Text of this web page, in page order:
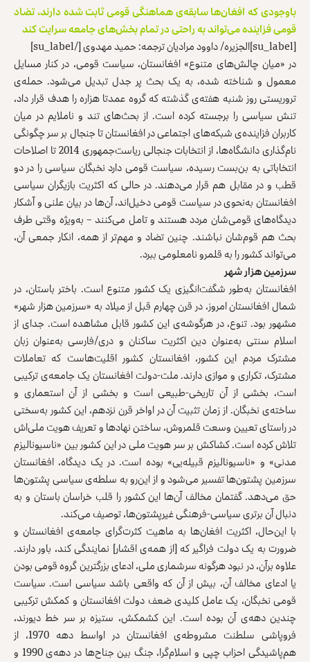
باوجودی که افغان‌ها سابقه‌ی هماهنگی قومی ثابت شده دارند، تضاد
قومی فزاینده می‌تواند به راحتی در تمام بخش‌های جامعه سرایت کند
[su_label]الجزیره/ داوود مرادیان ترجمه: حمید مهدوی [/su_label]
در «میان چالش‌های متنوع» افغانستان، سیاست قومی، در کنار مسایل
معمول و شناخته شده، به یک بحث پر جدل تبدیل می‌شود. حمله‌ی
تروریستی روز شنبه هفته‌ی گذشته که گروه عمدتا هزاره را هدف قرار داد،
تنش سیاسی را برجسته کرده است. از بحث‌های تند و ناملایم در میان
کاربران فزاینده‌ی شبکه‌های اجتماعی در افغانستان تا جنجال بر سر چگونگی
نام‌گذاری دانشگاه‌ها، از انتخابات جنجالی ریاست‌جمهوری 2014 تا اصلاحات
انتخاباتی به بن‌بست رسیده، سیاست قومی دارد نخبگان سیاسی را در دو
قطب و در مقابل هم قرار می‌دهند. در حالی که اکثریت بازیگران سیاسی
افغانستان به‌نحوی در سیاست قومی دخیل‌اند، آن‌ها در بیان علنی و آشکار
دیدگاه‌های قومی‌شان مردد هستند و تامل می‌کنند – به‌ویژه وقتی طرف
بحث هم قوم‌شان نباشند. چنین تضاد و مهم‌تر از همه، انکار جمعی آن،
می‌تواند کشور را به قلمرو نامعلومی ببرد.
سرزمین هزار شهر
افغانستان به‌طور شگفت‌انگیزی یک کشور متنوع است. باختر باستان، در
شمال افغانستان امروز، در قرن چهارم قبل از میلاد به «سرزمین هزار شهر»
مشهور بود. تنوع، در هرگوشه‌ی این کشور قابل مشاهده است. جدای از
اسلام سنتی به‌عنوان دین اکثریت ساکنان و دری/فارسی به‌عنوان زبان
مشترک مردم این کشور، افغانستان کشور اقلیت‌هاست که تعاملات
مشترک، تکراری و موازی دارند. ملت-دولت افغانستان یک جامعه‌ی ترکیبی
است، بخشی از آن تاریخی-طبیعی است و بخشی از آن استعماری و
ساخته‌ی نخبگان. از زمان تثبیت آن در اواخر قرن نزدهم، این کشور به‌سختی
در راستای تعیین وسعت قلمروش، ساختن نهادها و تعریف هویت ملی‌اش
تلاش کرده است. کشاکش بر سر هویت ملی در این کشور بین «ناسیونالیزم
مدنی» و «ناسیونالیزم قبیله‌یی» بوده است. در یک دیدگاه، افغانستان
سرزمین پشتون‌ها تفسیر می‌شود و از این‌رو به سلطه‌ی سیاسی پشتون‌ها
حق می‌دهد. گفتمان مخالف آن‌ها این کشور را قلب خراسان باستان و به
دنبال آن برتری سیاسی-فرهنگی غیرپشتون‌ها، توصیف می‌کند.
با این‌حال، اکثریت افغان‌ها به ماهیت کثرت‌گرای جامعه‌ی افغانستان و
ضرورت به یک دولت فراگیر که [از همه‌ی اقشار] نمایندگی کند، باور دارند.
علاوه برآن، در نبود هرگونه سرشماری ملی، ادعای بزرگترین گروه قومی بودن
یا ادعای مخالف آن، بیش از آن که واقعی باشد سیاسی است. سیاست
قومی نخبگان، یک عامل کلیدی ضعف دولت افغانستان و کمکش ترکیبی
چندین دهه‌ی آن بوده است. این کشمکش، ستیزه بر سر خط دیورند،
فروپاشی سلطنت مشروطه‌ی افغانستان در اواسط دهه 1970، از
هم‌پاشیدگی احزاب چپی و اسلام‌گرا، جنگ بین جناح‌ها در دهه‌ی 1990 و